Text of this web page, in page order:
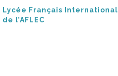
Lycée Français International
de l’AFLEC